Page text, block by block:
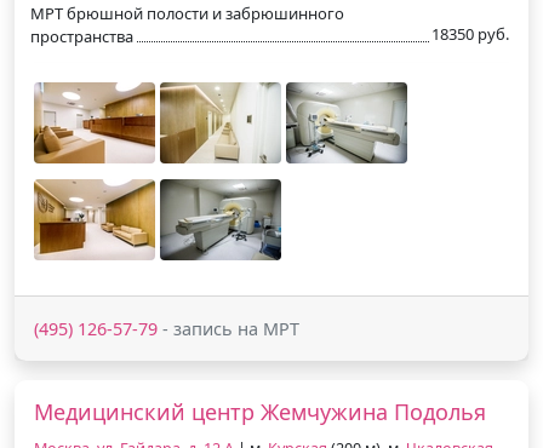
МРТ брюшной полости и забрюшинного
пространства
18350 руб.
(495) 126-57-79 - запись на МРТ
Медицинский центр Жемчужина Подолья